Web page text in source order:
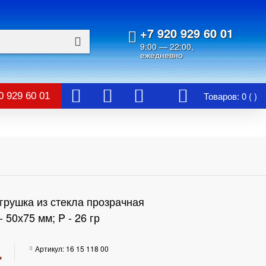
+7 920 929 60 01
9:00 — 22:00,
ежедневно
929 60 01 Товаров: 0 ( )
из стекла прозрачная
50х75 мм; P - 26 гр
Артикул: 16 15 118 00